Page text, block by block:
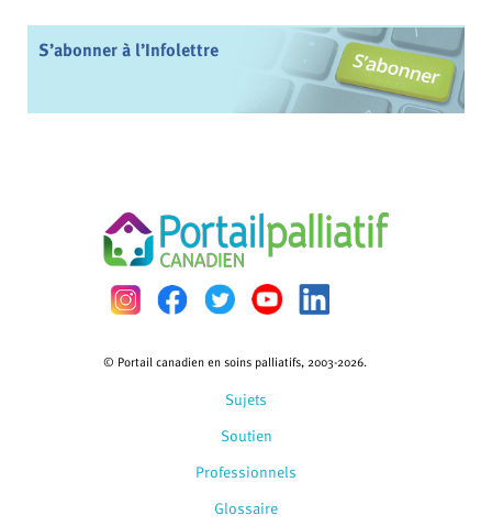
S’abonner à l’Infolettre
Sujets
Soutien
Professionnels
Glossaire
© Portail canadien en soins palliatifs, 2003-2026.